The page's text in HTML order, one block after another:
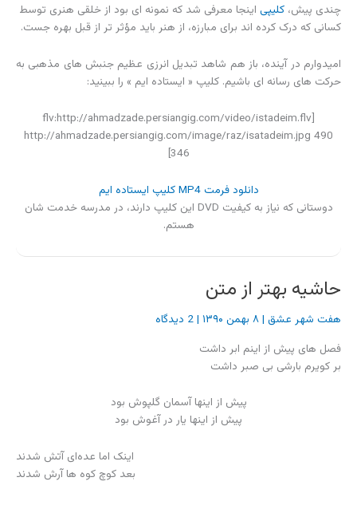
چندی پیش، کلیپی اینجا معرفی شد که نمونه ای بود از خلقی هنری توسط
کسانی که درک کرده اند برای مبارزه، از هنر باید مؤثر تر از قبل بهره جست.
امیدوارم در آینده، باز هم شاهد تبدیل انرزی عظیم جنبش های مذهبی به
حرکت های رسانه ای باشیم. کلیپ « ایستاده ایم » را ببینید:
[flv:http://ahmadzade.persiangig.com/video/istadeim.flv
http://ahmadzade.persiangig.com/image/raz/isatadeim.jpg 490
346]
دانلود فرمت MP4 کلیپ ایستاده ایم
دوستانی که نیاز به کیفیت DVD این کلیپ دارند، در مدرسه خدمت شان
هستم.
حاشیه بهتر از متن
هفت شهر عشق |۸ بهمن ۱۳۹۰ |2 دیدگاه
فصل های پیش از اینم ابر داشت
بر کویرم بارشی بی صبر داشت
پیش از اینها آسمان گلپوش بود
پیش از اینها یار در آغوش بود
اینک اما عده‌ای آتش شدند
بعد کوچ کوه ها آرش شدند